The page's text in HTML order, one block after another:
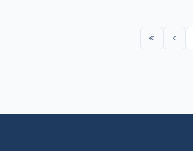
« ‹